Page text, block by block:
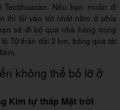
Nếu bạn muốn đi
thì lối vào tốt nhất nằm ở phía
sẽ đi bộ qua nhà hàng trong
Tử thần dài 2 km, băng qua tất
không thể bỏ lỡ ở
Kim tự tháp Mặt trời